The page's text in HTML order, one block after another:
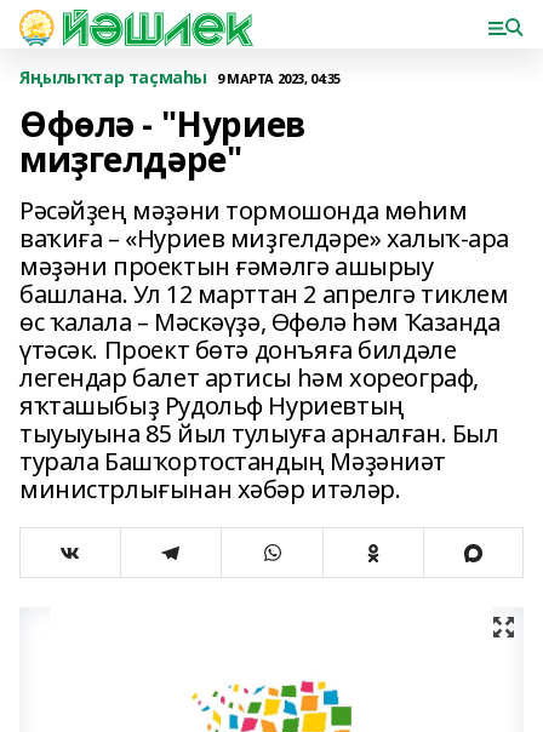
Яңылыҡтар таҫмаһы 9 МАРТА 2023, 04:35
Өфөлә - "Нуриев
миҙгелдәре"
Рәсәйҙең мәҙәни тормошонда мөһим
ваҡиға – «Нуриев миҙгелдәре» халыҡ-ара
мәҙәни проектын ғәмәлгә ашырыу
башлана. Ул 12 марттан 2 апрелгә тиклем
өс ҡалала – Мәскәүҙә, Өфөлә һәм Ҡазанда
үтәсәк. Проект бөтә донъяға билдәле
легендар балет артисы һәм хореограф,
яҡташыбыҙ Рудольф Нуриевтың
тыуыуына 85 йыл тулыуға арналған. Был
турала Башҡортостандың Мәҙәниәт
министрлығынан хәбәр итәләр.